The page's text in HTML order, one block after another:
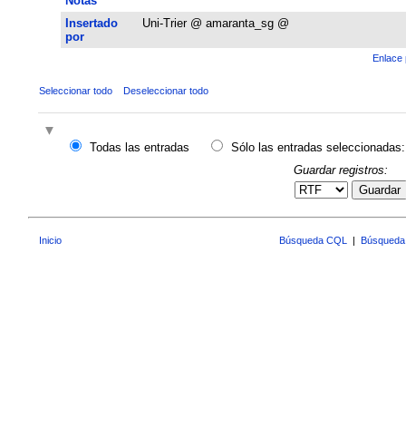
Insertado
por
Uni-Trier @ amaranta_sg @
Enlace
Seleccionar todo Deseleccionar todo
Todas las entradas
Sólo las entradas seleccionadas:
Guardar registros:
Guardar
Inicio Búsqueda CQL